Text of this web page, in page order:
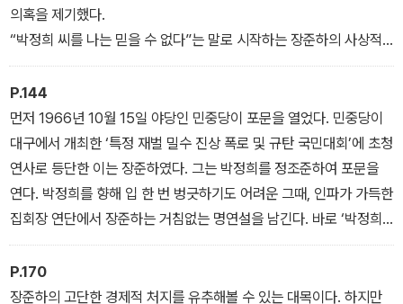
의혹을 제기했다.
“박정희 씨를 나는 믿을 수 없다”는 말로 시작하는 장준하의 사상적
공세는 정말 의외다. 대한민국에서 사상 문제로 박정희가 공격받았다
는 것을 아는 사람은 생각보다 많지 않다. 장준하는 무슨 이유로 박정
희를 사상 문제로 공격했을까. - 서장
P.144
먼저 1966년 10월 15일 야당인 민중당이 포문을 열었다. 민중당이
대구에서 개최한 ‘특정 재벌 밀수 진상 폭로 및 규탄 국민대회’에 초청
연사로 등단한 이는 장준하였다. 그는 박정희를 정조준하여 포문을
연다. 박정희를 향해 입 한 번 벙긋하기도 어려운 그때, 인파가 가득한
집회장 연단에서 장준하는 거침없는 명연설을 남긴다. 바로 ‘박정희
밀수 왕초’ 발언이었다.
- 2장 중앙정보부, 장준하를 기록하다
P.170
장준하의 고단한 경제적 처지를 유추해볼 수 있는 대목이다. 하지만